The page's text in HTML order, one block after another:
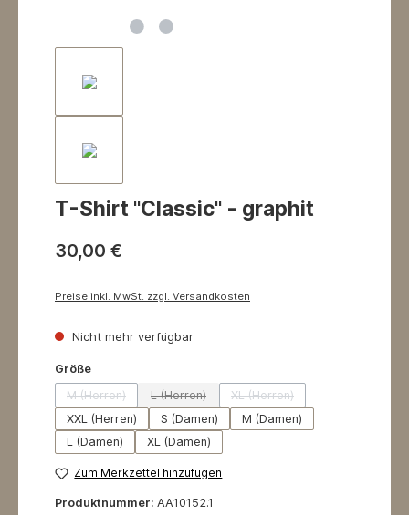
T-Shirt "Classic" - graphit
30,00 €
Preise inkl. MwSt. zzgl. Versandkosten
Nicht mehr verfügbar
Größeauswählen
M (Herren)
(Diese Option ist zurzeit nicht verfügbar.)
L (Herren)
(Diese Option ist zurzeit nicht verfügbar.)
XL (Herren)
(Diese Option ist zurzeit
XXL (Herren) S (Damen)
M (Damen)
L (Damen)
XL (Damen)
Zum Merkzettel hinzufügen
Produktnummer: AA10152.1